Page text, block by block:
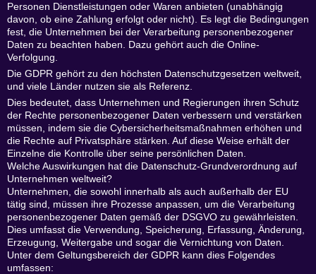
Personen Dienstleistungen oder Waren anbieten (unabhängig
davon, ob eine Zahlung erfolgt oder nicht). Es legt die Bedingungen
fest, die Unternehmen bei der Verarbeitung personenbezogener
Daten zu beachten haben. Dazu gehört auch die Online-
Verfolgung.
Die GDPR gehört zu den höchsten Datenschutzgesetzen weltweit,
und viele Länder nutzen sie als Referenz.
Dies bedeutet, dass Unternehmen und Regierungen ihren Schutz
der Rechte personenbezogener Daten verbessern und verstärken
müssen, indem sie die Cybersicherheitsmaßnahmen erhöhen und
die Rechte auf Privatsphäre stärken. Auf diese Weise erhält der
Einzelne die Kontrolle über seine persönlichen Daten.
Welche Auswirkungen hat die Datenschutz-Grundverordnung auf
Unternehmen weltweit?
Unternehmen, die sowohl innerhalb als auch außerhalb der EU
tätig sind, müssen ihre Prozesse anpassen, um die Verarbeitung
personenbezogener Daten gemäß der DSGVO zu gewährleisten.
Dies umfasst die Verwendung, Speicherung, Erfassung, Änderung,
Erzeugung, Weitergabe und sogar die Vernichtung von Daten.
Unter dem Geltungsbereich der GDPR kann dies Folgendes
umfassen: